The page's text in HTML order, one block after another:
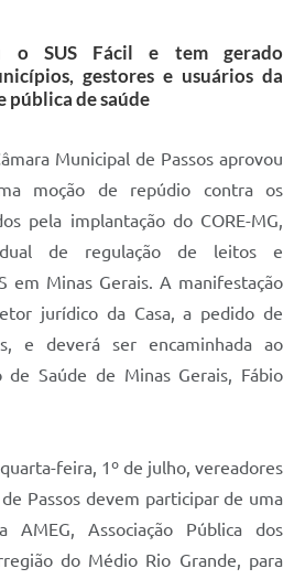
o SUS Fácil e tem gerado
gestores e usuários da
pública de saúde
Municipal de Passos aprovou
moção de repúdio contra os
pela implantação do CORE-MG,
de regulação de leitos e
em Minas Gerais. A manifestação
jurídico da Casa, a pedido de
e deverá ser encaminhada ao
de Saúde de Minas Gerais, Fábio
feira, 1º de julho, vereadores
Passos devem participar de uma
AMEG, Associação Pública dos
do Médio Rio Grande, para